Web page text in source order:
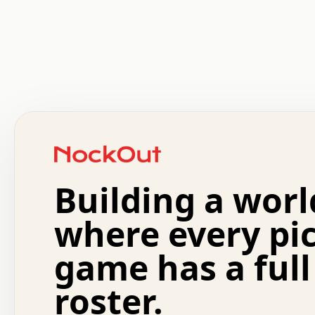
.   +   .   .   o   .   .   .   .   .   .   :   .
.   .   .   o   .   .   .   .   .   .   .   .   x   .
.   .   .   .   +   .   .   .   .   .   .   .   +
.   :   .   .   .   .   .   .   .   .   o   .   .
.   .   .   x   .   .   .   .   .   .   :   .   .   o
.   .   .   .   :   .   .   .   .   o   .   .   .
+   .   .   :   .   .   .   .   .   .   .   .   .
.   .   .   .   .   .   .   :   .   .   .   .   .
.   .   .   .   .   .   .   +   .   .   x   .   .
.   .   .   .   .   :   +   .   .   .   .   .   o
Building a
where every
game has a full
roster.